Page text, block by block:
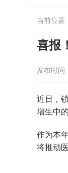
当前位置
喜报
发布时间
近日，
增生中
作为本
将推动